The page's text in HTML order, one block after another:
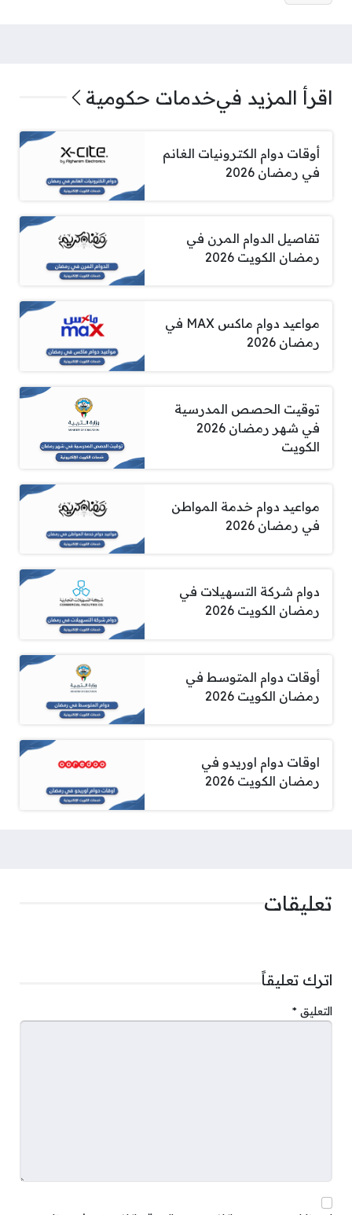
اقرأ المزيد فيخدمات حكومية
أوقات دوام الكترونيات الغانم
في رمضان 2026
تفاصيل الدوام المرن في
رمضان الكويت 2026
مواعيد دوام ماكس MAX في
رمضان 2026
توقيت الحصص المدرسية
في شهر رمضان 2026
الكويت
مواعيد دوام خدمة المواطن
في رمضان 2026
دوام شركة التسهيلات في
رمضان الكويت 2026
أوقات دوام المتوسط في
رمضان الكويت 2026
اوقات دوام اوريدو في
رمضان الكويت 2026
تعليقات
اترك تعليقاً
التعليق *